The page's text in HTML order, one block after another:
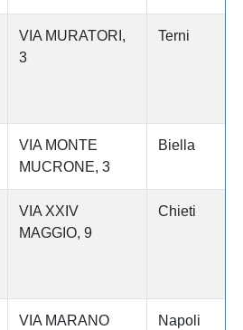
VIA MURATORI,
3
Terni
VIA MONTE
MUCRONE, 3
Biella
VIA XXIV
MAGGIO, 9
Chieti
VIA MARANO
Napoli